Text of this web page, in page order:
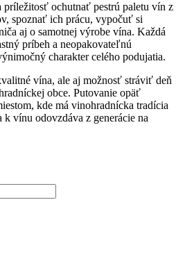
príležitosť ochutnať pestrú paletu vín z
spoznať ich prácu, vypočuť si
aj o samotnej výrobe vína. Každá
príbeh a neopakovateľnú
charakter celého podujatia.
vína, ale aj možnosť stráviť deň
obce. Putovanie opäť
kde má vinohradnícka tradícia
k vínu odovzdáva z generácie na